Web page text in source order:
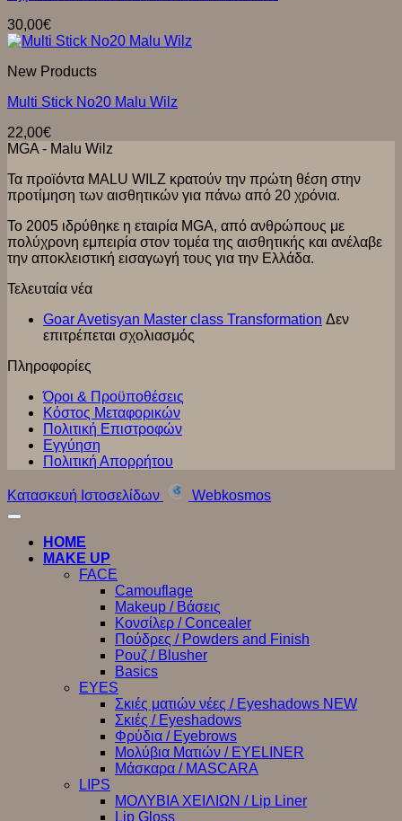
30,00€
New Products
Multi Stick No20 Malu Wilz
22,00€
MGA - Μalu Wilz
Τα προϊόντα MALU WILZ κρατούν την πρώτη θέση στην
προτίμηση των αισθητικών για πάνω από 20 χρόνια.
Το 2005 ιδρύθηκε η εταιρία MGA, από ανθρώπους με
πολύχρονη εμπειρία στον τομέα της αισθητικής και ανέλαβε
την αποκλειστική εισαγωγή τους για την Ελλάδα.
Τελευταία νέα
Goar Avetisyan Master class Transformation Δεν
επιτρέπεται σχολιασμός
Πληροφορίες
Όροι & Προϋποθέσεις
Κόστος Μεταφορικών
Πολιτική Επιστροφών
Εγγύηση
Πολιτική Απορρήτου
Κατασκευή Ιστοσελίδων Webkosmos
HOME
MAKE UP
FACE
Camouflage
Makeup / Βάσεις
Κονσίλερ / Concealer
Πούδρες / Powders and Finish
Ρουζ / Blusher
Basics
EYES
Σκιές ματιών νέες / Eyeshadows NEW
Σκιές / Eyeshadows
Φρύδια / Eyebrows
Μολύβια Ματιών / EYELINER
Μάσκαρα / MASCARA
LIPS
ΜΟΛΥΒΙΑ ΧΕΙΛΙΩΝ / Lip Liner
Lip Gloss